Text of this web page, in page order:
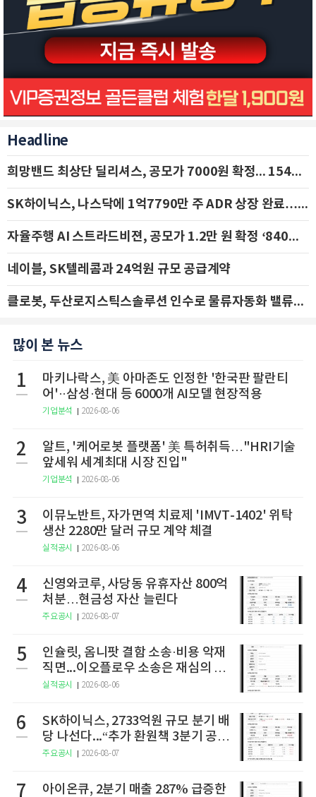
Headline
희망밴드 최상단 딜리셔스, 공모가 7000원 확정... 154억 규모 IPO 돌입
SK하이닉스, 나스닥에 1억7790만 주 ADR 상장 완료…29일 국내 추가 상장
자율주행 AI 스트라드비젼, 공모가 1.2만 원 확정 ‘840억 수혈’
네이블, SK텔레콤과 24억원 규모 공급계약
클로봇, 두산로지스틱스솔루션 인수로 물류자동화 밸류체인 확장 추진 - IBK투자증권
많이 본 뉴스
1
마키나락스, 美 아마존도 인정한 '한국판 팔란티
어'··삼성·현대 등 6000개 AI모델 현장적용
기업분석 2026-08-06
2
알트, '케어로봇 플랫폼' 美 특허취득…"HRI기술
앞세워 세계최대 시장 진입"
기업분석 2026-08-06
3
이뮤노반트, 자가면역 치료제 'IMVT-1402' 위탁
생산 2280만 달러 규모 계약 체결
실적공시 2026-08-06
4
신영와코루, 사당동 유휴자산 800억
처분…현금성 자산 늘린다
주요공시 2026-08-07
5
인슐릿, 옴니팟 결함 소송·비용 악재
직면...이오플로우 소송은 재심의 청
구
실적공시 2026-08-06
6
SK하이닉스, 2733억원 규모 분기 배
당 나선다...“추가 환원책 3분기 공
개”
주요공시 2026-08-07
7
아이온큐, 2분기 매출 287% 급증한